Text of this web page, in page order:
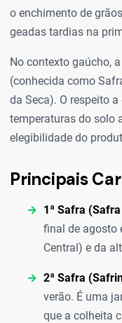
o enchimento de
geadas tardias na
No contexto gaúcho,
(conhecida como
da Seca). O respeito
temperaturas do solo
elegibilidade do
Principais
1ª Safra
final de agosto
Central) e da
2ª Safra
verão. É uma
que a colheita